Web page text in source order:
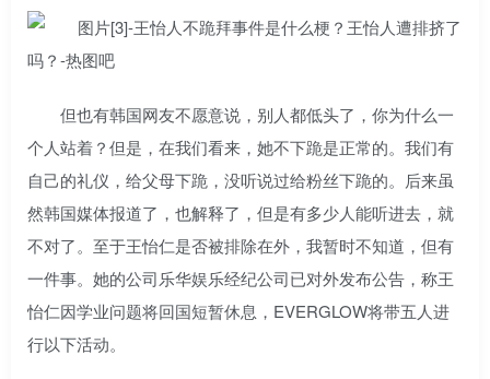
但也有韩国网友不愿意说，别人都低头了，你为什么一
个人站着？但是，在我们看来，她不下跪是正常的。我们有
自己的礼仪，给父母下跪，没听说过给粉丝下跪的。后来虽
然韩国媒体报道了，也解释了，但是有多少人能听进去，就
不对了。至于王怡仁是否被排除在外，我暂时不知道，但有
一件事。她的公司乐华娱乐经纪公司已对外发布公告，称王
怡仁因学业问题将回国短暂休息，EVERGLOW将带五人进
行以下活动。